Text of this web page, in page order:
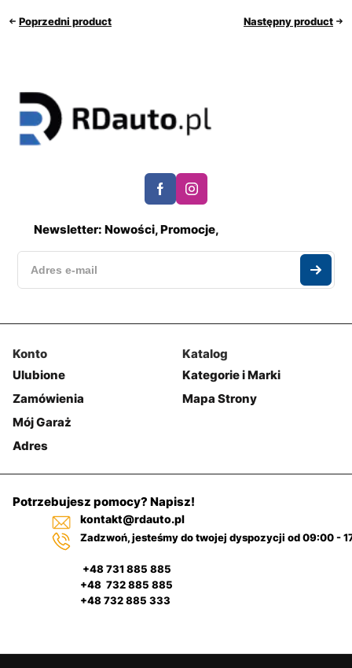
Poprzedni product Następny product
Newsletter: Nowości, Promocje,
Konto
Ulubione
Zamówienia
Mój Garaż
Adres
Katalog
Kategorie i Marki
Mapa Strony
Potrzebujesz pomocy? Napisz!
kontakt@rdauto.pl
Zadzwoń, jesteśmy do twojej dyspozycji od 09:00 -
+48 731 885 885
+48 732 885 885
+48 732 885 333